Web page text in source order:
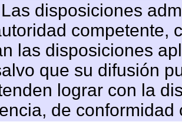
disposiciones
competente,
las disposiciones
que su difusión
lograr con la
de